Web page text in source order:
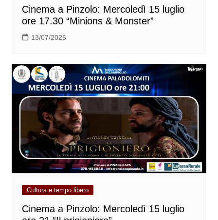
Cinema a Pinzolo: Mercoledì 15 luglio
ore 17.30 “Minions & Monster”
13/07/2026
Cultura e tempo libero
Cinema a Pinzolo: Mercoledì 15 luglio